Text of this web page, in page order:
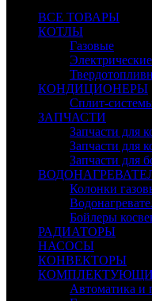
ВСЕ ТОВАРЫ
КОТЛЫ
Газовые
Электрические
КОНДИЦИОНЕРЫ
Сплит-
ЗАПЧАСТИ
Запчасти для
Запчасти для
Запчасти для
Колонки
Бойлеры
РАДИАТОРЫ
НАСОСЫ
КОНВЕКТОРЫ
Автоматика и